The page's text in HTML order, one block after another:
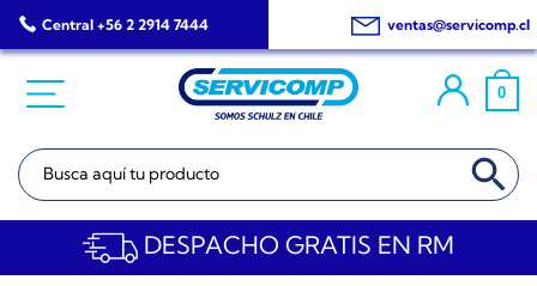
Saltar
al
Central +56 2 2914 7444 ventas@servicomp.cl
0
Buscar: BOTÓN DE
DESPACHO GRATIS EN RM